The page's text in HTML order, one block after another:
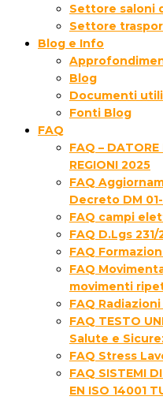
Settore saloni
Settore
Blog e Info
Blog
Documenti utili
Fonti Blog
FAQ
FAQ –
REGIONI 2025
FAQ
Decreto DM
FAQ campi
FAQ D.Lgs 231/
FAQ
FAQ
movimenti
FAQ
FAQ TESTO
Salute e
FAQ Stress
FAQ SISTEMI
EN ISO 14001